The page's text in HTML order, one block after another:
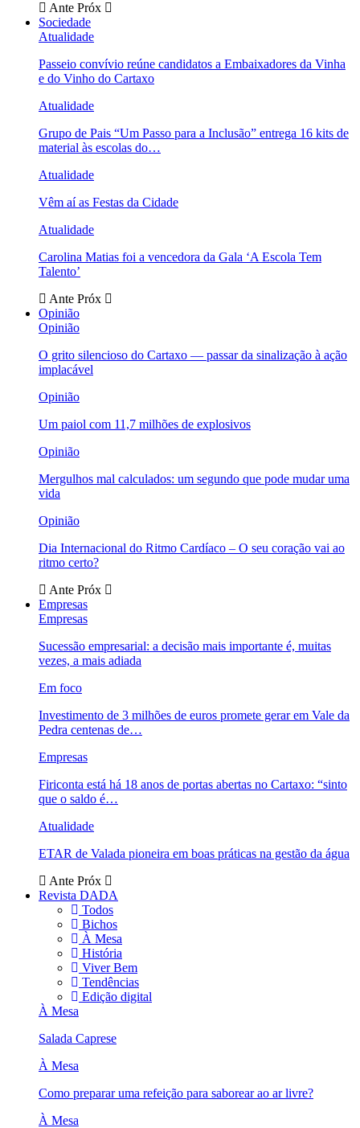
Ante Próx
Sociedade
Atualidade
Passeio convívio reúne candidatos a Embaixadores da Vinha
e do Vinho do Cartaxo
Atualidade
Grupo de Pais “Um Passo para a Inclusão” entrega 16 kits de
material às escolas do…
Atualidade
Vêm aí as Festas da Cidade
Atualidade
Carolina Matias foi a vencedora da Gala ‘A Escola Tem
Talento’
Ante Próx
Opinião
Opinião
O grito silencioso do Cartaxo — passar da sinalização à ação
implacável
Opinião
Um paiol com 11,7 milhões de explosivos
Opinião
Mergulhos mal calculados: um segundo que pode mudar uma
vida
Opinião
Dia Internacional do Ritmo Cardíaco – O seu coração vai ao
ritmo certo?
Ante Próx
Empresas
Empresas
Sucessão empresarial: a decisão mais importante é, muitas
vezes, a mais adiada
Em foco
Investimento de 3 milhões de euros promete gerar em Vale da
Pedra centenas de…
Empresas
Firiconta está há 18 anos de portas abertas no Cartaxo: “sinto
que o saldo é…
Atualidade
ETAR de Valada pioneira em boas práticas na gestão da água
Ante Próx
Revista DADA
Todos
Bichos
À Mesa
História
Viver Bem
Tendências
Edição digital
À Mesa
Salada Caprese
À Mesa
Como preparar uma refeição para saborear ao ar livre?
À Mesa